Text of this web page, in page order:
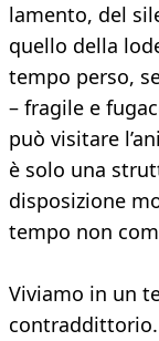
lamento, del
quello della
tempo perso,
– fragile e
può visitare
è solo una
disposizione
tempo non
Viviamo in un